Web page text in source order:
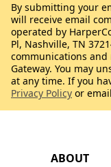
ABOUT
By submitting your
will receive email
operated by
Pl, Nashville, TN
communications
Gateway. You may
at any time. If you
Privacy Policy or